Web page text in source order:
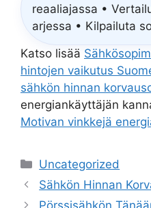
reaaliajassa •
arjessa • Kilpailuta
Katso lisää
hintojen vaikutus
sähkön hinnan
energiankäyttäjän
Motivan vinkkejä
Categories
Uncategorized
Sähkön Hinnan
Pörssisähkön